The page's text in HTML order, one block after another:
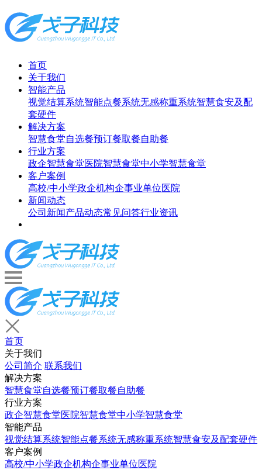
首页
关于我们
智能产品
视觉结算系统智能点餐系统无感称重系统智慧食安及配
套硬件
解决方案
智慧食堂自选餐预订餐取餐自助餐
行业方案
政企智慧食堂医院智慧食堂中小学智慧食堂
客户案例
高校/中小学政企机构企事业单位医院
新闻动态
公司新闻产品动态常见问答行业资讯
首页
关于我们
公司简介 联系我们
解决方案
智慧食堂自选餐预订餐取餐自助餐
行业方案
政企智慧食堂医院智慧食堂中小学智慧食堂
智能产品
视觉结算系统智能点餐系统无感称重系统智慧食安及配套硬件
客户案例
高校/中小学政企机构企事业单位医院